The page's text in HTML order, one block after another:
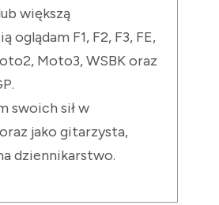
większą
oglądam F1, F2, F3, FE,
Moto3, WSBK oraz
swoich sił w
jako gitarzysta,
dziennikarstwo.